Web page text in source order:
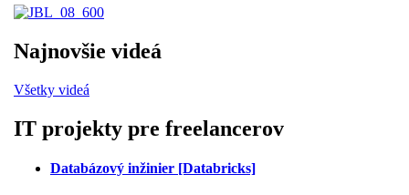
Najnovšie videá
Všetky videá
IT projekty pre freelancerov
Databázový inžinier [Databricks]